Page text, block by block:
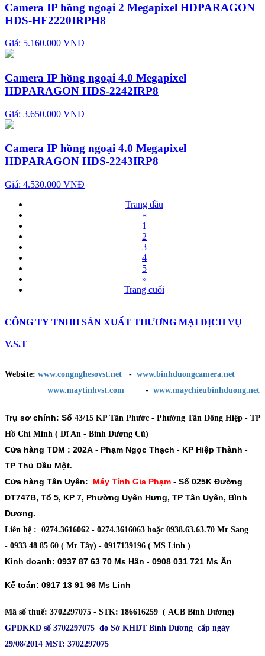
Camera IP hồng ngoại 2 Megapixel HDPARAGON
HDS-HF2220IRPH8
Giá: 5.160.000 VNĐ
Camera IP hồng ngoại 4.0 Megapixel
HDPARAGON HDS-2242IRP8
Giá: 3.650.000 VNĐ
Camera IP hồng ngoại 4.0 Megapixel
HDPARAGON HDS-2243IRP8
Giá: 4.530.000 VNĐ
Trang đầu
«
1
2
3
4
5
»
Trang cuối
CÔNG TY TNHH SẢN XUẤT THƯƠNG MẠI DỊCH VỤ
V.S.T
Website: www.congnghesovst.net - www.binhduongcamera.net
www.maytinhvst.com
- www.maychieubinhduong.net
Trụ sơ chính: Số 43/15 KP Tân Phước - Phường Tân Đông Hiệp - TP
Hồ Chí Minh ( Dĩ An - Bình Dương Cũ)
Cửa hàng TDM : 202A - Phạm Ngọc Thạch - KP Hiệp Thành -
TP Thủ Dầu Một.
Cửa hàng Tân Uyên: Máy Tính Gia Phạm - Số 025K Đường
DT747B, Tổ 5, KP 7, Phường Uyên Hưng, TP Tân Uyên, Bình
Dương.
Liên hệ : 0274.3616062 - 0274.3616063 hoặc 0938.63.63.70 Mr Sang
- 0933 48 85 60 ( Mr Tây) - 0917139196 ( MS Linh )
Kinh doanh: 0937 87 63 70 Ms Hân - 0908 031 721 Ms Ân
Kế toán: 0917 13 91 96 Ms Linh
Mã số thuế: 3702297075 - STK: 186616259 ( ACB Bình Dương)
GPĐKKD số 3702297075 do Sở KHĐT Bình Dương cấp ngày
29/08/2014 MST: 3702297075